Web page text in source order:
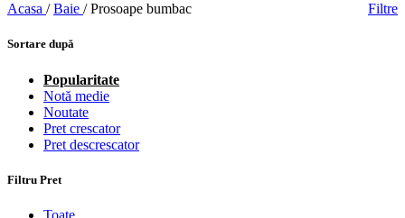
Acasa / Baie / Prosoape bumbac Filtre
Sortare după
Popularitate
Notă medie
Noutate
Pret crescator
Pret descrescator
Filtru Pret
Toate